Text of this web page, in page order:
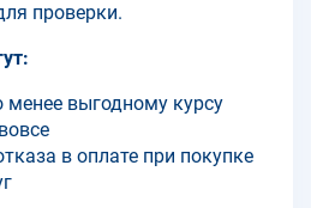
проверки.
менее выгодному курсу
в оплате при покупке